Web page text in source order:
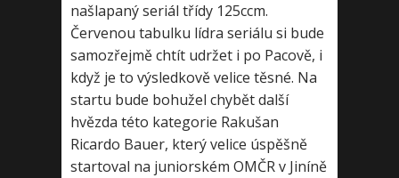
našlapaný seriál třídy 125ccm.
Červenou tabulku lídra seriálu si bude
samozřejmě chtít udržet i po Pacově, i
když je to výsledkově velice těsné. Na
startu bude bohužel chybět další
hvězda této kategorie Rakušan
Ricardo Bauer, který velice úspěšně
startoval na juniorském OMČR v Jiníně